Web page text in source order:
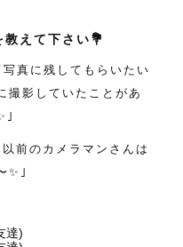
えて下さい💐
真に残してもらいたい
撮影していたことがあ
｣
前のカメラマンさんは
✨｣